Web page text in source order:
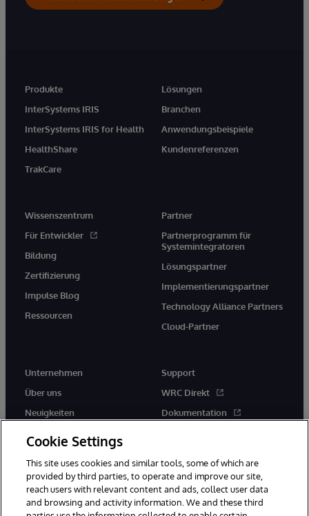
Produkte
InterSystems IRIS
InterSystems IRIS for Health
HealthShare
TrakCare
Lösungen
Branchen
Anwendungsbeispiele
Kundenreferenzen
Wissenszentrum
Für Entwickler
Bildung
Zertifizierung
Impulse Blog
Ressourcen
Partner
Partnerprogramm für
Systemintegratoren
Lösungspartner
Implementierungspartner
Technology Alliance Partners
Cloud-Partner
Unternehmen
Über uns
Neuigkeiten
Support
WRC Direkt
Dokumentation
Cookie Settings
This site uses cookies and similar tools, some of which are
provided by third parties, to operate and improve our site,
reach users with relevant content and ads, collect user data
and browsing and activity information. We and these third